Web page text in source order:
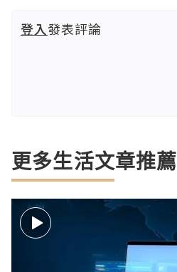
登入發表評論
更多生活文章推薦